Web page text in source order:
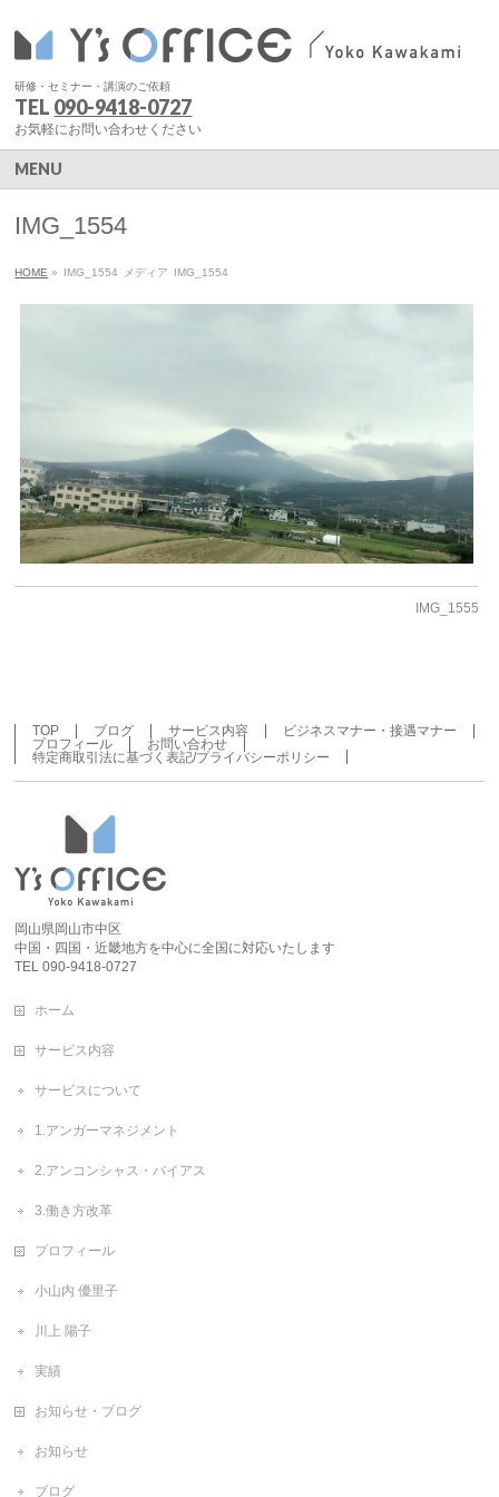
研修・セミナー・講演のご依頼
TEL 090-9418-0727
お気軽にお問い合わせください
MENU
IMG_1554
HOME » IMG_1554 メディア IMG_1554
IMG_1555
TOP ブログ サービス内容
ビジネスマナー・接遇マナー
プロフィール
お問い合わせ
特定商取引法に基づく表記/プライバシーポリシー
岡山県岡山市中区
中国・四国・近畿地方を中心に全国に対応いたします
TEL 090-9418-0727
ホーム
サービス内容
サービスについて
1.アンガーマネジメント
2.アンコンシャス・バイアス
3.働き方改革
プロフィール
小山内 優里子
川上 陽子
実績
お知らせ・ブログ
お知らせ
ブログ